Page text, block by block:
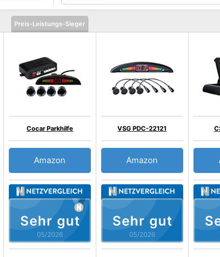
Preis-Leistungs-Sieger
Sehr gut
05/2026
Cocar Parkhilfe
Amazon
Sehr gut
05/2026
VSG PDC-22121
Amazon